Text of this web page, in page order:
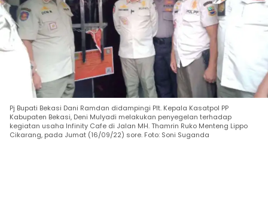
Pj Bupati Bekasi Dani Ramdan didampingi Plt. Kepala Kasatpol PP
Kabupaten Bekasi, Deni Mulyadi melakukan penyegelan terhadap
kegiatan usaha Infinity Cafe di Jalan MH. Thamrin Ruko Menteng Lippo
Cikarang, pada Jumat (16/09/22) sore. Foto: Soni Suganda